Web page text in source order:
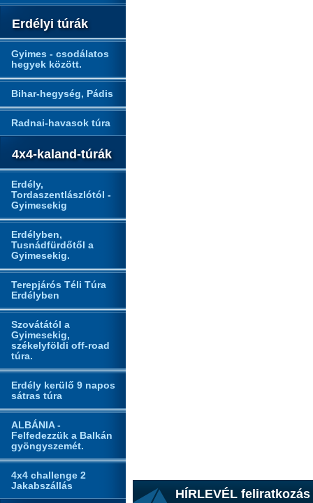
Erdélyi túrák
Gyimes - csodálatos
hegyek között.
Bihar-hegység, Pádis
Radnai-havasok túra
4x4-kaland-túrák
Erdély,
Tordaszentlászlótól -
Gyimesekig
Erdélyben,
Tusnádfürdőtől a
Gyimesekig.
Terepjárós Téli Túra
Erdélyben
Szovátától a
Gyimesekig,
székelyföldi off-road
túra.
Erdély kerülő 9 napos
sátras túra
ALBÁNIA -
Felfedezzük a Balkán
gyöngyszemét.
4x4 challenge 2
Jakabszállás
HÍRLEVÉL feliratkozás